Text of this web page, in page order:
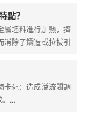
點？
屬坯料進行加熱，擠
消除了鑄造或拉拔引
卡死：造成溢流閥調
...